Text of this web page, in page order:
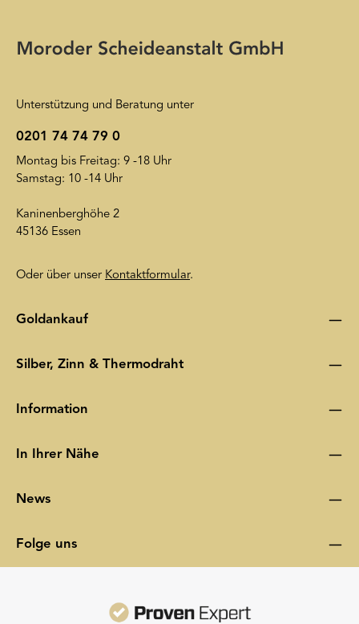
Datenschutzerklärungwird insoweit verwiesen.
Unterstützung und Beratung unter
0201 74 74 79 0
Montag bis Freitag: 9 -18 Uhr
Samstag: 10 -14 Uhr
Kaninenberghöhe 2
45136 Essen
Oder über unser Kontaktformular.
Goldankauf
Silber, Zinn & Thermodraht
Information
In Ihrer Nähe
News
Folge uns